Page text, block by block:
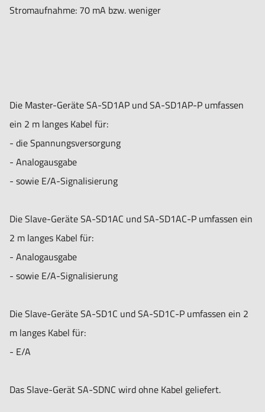
Stromaufnahme: 70 mA bzw. weniger
Die Master-Geräte SA-SD1AP und SA-SD1AP-P umfassen
ein 2 m langes Kabel für:
- die Spannungsversorgung
- Analogausgabe
- sowie E/A-Signalisierung
Die Slave-Geräte SA-SD1AC und SA-SD1AC-P umfassen ein
2 m langes Kabel für:
- Analogausgabe
- sowie E/A-Signalisierung
Die Slave-Geräte SA-SD1C und SA-SD1C-P umfassen ein 2
m langes Kabel für:
- E/A
Das Slave-Gerät SA-SDNC wird ohne Kabel geliefert.